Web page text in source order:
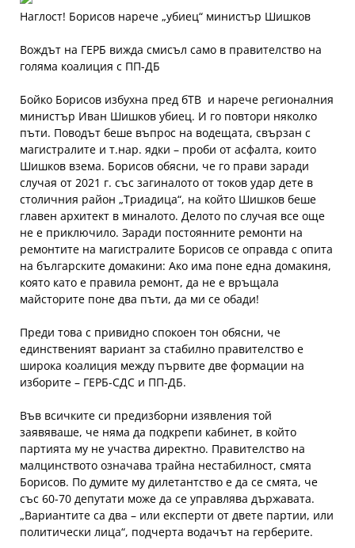
Наглост! Борисов нарече „убиец“ министър Шишков
Вождът на ГЕРБ вижда смисъл само в правителство на
голяма коалиция с ПП-ДБ
Бойко Борисов избухна пред бТВ и нарече регионалния
министър Иван Шишков убиец. И го повтори няколко
пъти. Поводът беше въпрос на водещата, свързан с
магистралите и т.нар. ядки – проби от асфалта, които
Шишков взема. Борисов обясни, че го прави заради
случая от 2021 г. със загиналото от токов удар дете в
столичния район „Триадица“, на който Шишков беше
главен архитект в миналото. Делото по случая все още
не е приключило. Заради постоянните ремонти на
ремонтите на магистралите Борисов се оправда с опита
на българските домакини: Ако има поне една домакиня,
която като е правила ремонт, да не е връщала
майсторите поне два пъти, да ми се обади!
Преди това с привидно спокоен тон обясни, че
единственият вариант за стабилно правителство е
широка коалиция между първите две формации на
изборите – ГЕРБ-СДС и ПП-ДБ.
Във всичките си предизборни изявления той
заявяваше, че няма да подкрепи кабинет, в който
партията му не участва директно. Правителство на
малцинството означава трайна нестабилност, смята
Борисов. По думите му дилетантство е да се смята, че
със 60-70 депутати може да се управлява държавата.
„Вариантите са два – или експерти от двете партии, или
политически лица“, подчерта водачът на герберите.